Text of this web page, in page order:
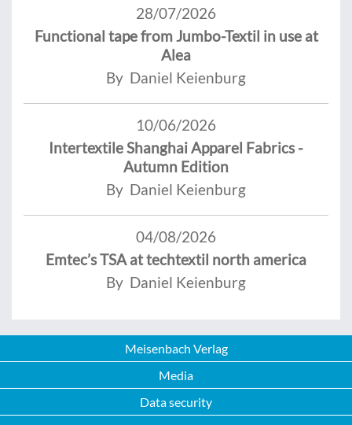
28/07/2026
Functional tape from Jumbo-Textil in use at
Alea
By Daniel Keienburg
10/06/2026
Intertextile Shanghai Apparel Fabrics -
Autumn Edition
By Daniel Keienburg
04/08/2026
Emtec’s TSA at techtextil north america
By Daniel Keienburg
Meisenbach Verlag
Media
Data security